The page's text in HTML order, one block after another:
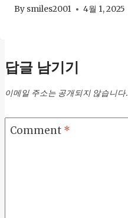
By smiles2001 4월 1, 2025
답글 남기기
이메일 주소는 공개되지 않습니다.
Comment *